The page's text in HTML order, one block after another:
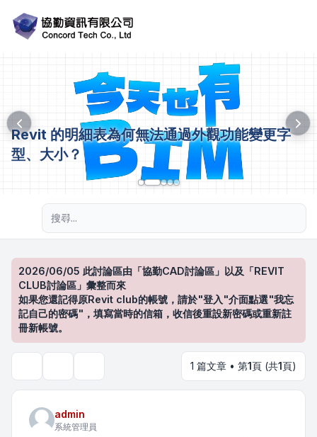
Revit 的明細表為何無法通過外觀功能變更字
型、大小？
2026/06/05 此討論區由「協勤CAD討論區」以及「REVIT
CLUB討論區」彙整而來
如果您還記得原Revit club的帳號，請於"登入"介面點選"我忘
記自己的密碼"，填寫當時的信箱，收信後重設新密碼或重新註
冊新帳號。
1 篇文章 • 第1頁 (共1頁)
admin
系統管理員